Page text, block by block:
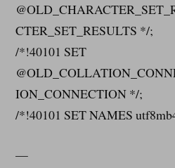
CTER_SET_RESULTS */;
/*!40101 SET
ION_CONNECTION */;
/*!40101 SET NAMES
—